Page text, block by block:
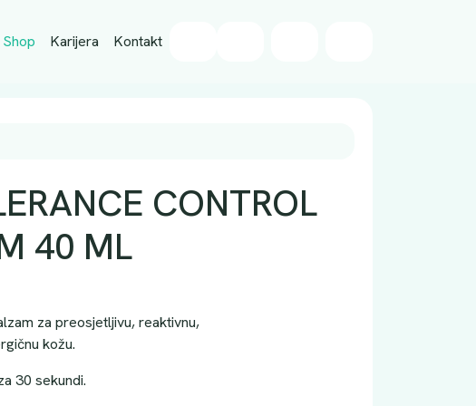
Shop Karijera Kontakt
CONTROL
40 ML
za preosjetljivu, reaktivnu,
kožu.
30 sekundi.